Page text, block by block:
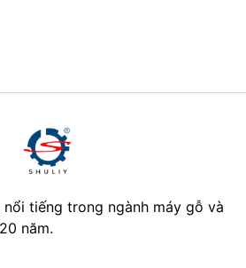
nổi tiếng trong ngành máy gỗ và
năm.